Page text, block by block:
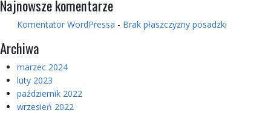
Najnowsze komentarze
Komentator WordPressa - Brak płaszczyzny posadzki
Archiwa
marzec 2024
luty 2023
październik 2022
wrzesień 2022